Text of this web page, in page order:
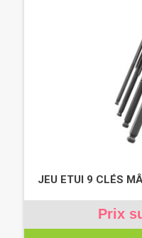
JEU ETUI 9 CLÉS
Prix